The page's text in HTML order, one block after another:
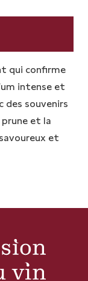
qui confirme
intense et
souvenirs
et la
et